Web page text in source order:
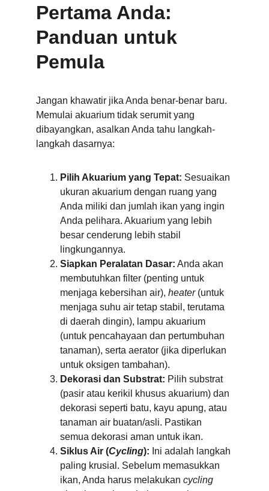
Pertama Anda:
Panduan untuk
Pemula
Jangan khawatir jika Anda benar-benar baru.
Memulai akuarium tidak serumit yang
dibayangkan, asalkan Anda tahu langkah-
langkah dasarnya:
Pilih Akuarium yang Tepat: Sesuaikan
ukuran akuarium dengan ruang yang
Anda miliki dan jumlah ikan yang ingin
Anda pelihara. Akuarium yang lebih
besar cenderung lebih stabil
lingkungannya.
Siapkan Peralatan Dasar: Anda akan
membutuhkan filter (penting untuk
menjaga kebersihan air), heater (untuk
menjaga suhu air tetap stabil, terutama
di daerah dingin), lampu akuarium
(untuk pencahayaan dan pertumbuhan
tanaman), serta aerator (jika diperlukan
untuk oksigen tambahan).
Dekorasi dan Substrat: Pilih substrat
(pasir atau kerikil khusus akuarium) dan
dekorasi seperti batu, kayu apung, atau
tanaman air buatan/asli. Pastikan
semua dekorasi aman untuk ikan.
Siklus Air (Cycling): Ini adalah langkah
paling krusial. Sebelum memasukkan
ikan, Anda harus melakukan cycling